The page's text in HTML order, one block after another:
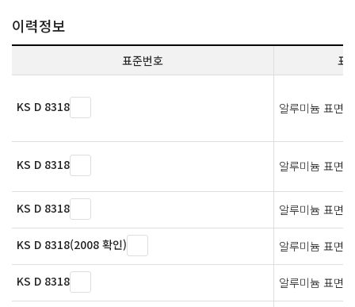
이력정보
표준번호 표
KS D 8318 알루미늄 표면
KS D 8318 알루미늄 표면
KS D 8318 알루미늄 표면
KS D 8318(2008 확인) 알루미늄 표면
KS D 8318 알루미늄 표면